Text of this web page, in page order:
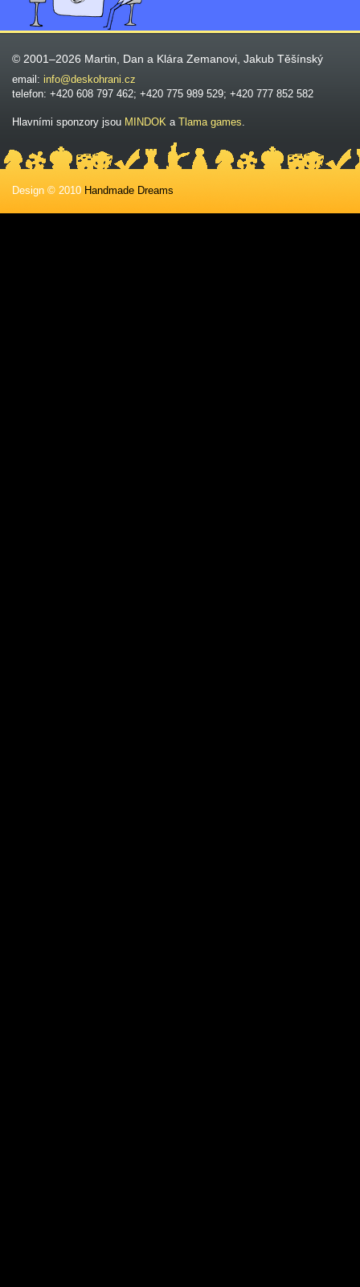
© 2001–2026 Martin, Dan a Klára Zemanovi, Jakub Těšínský
email: info@deskohrani.cz
telefon: +420 608 797 462; +420 775 989 529; +420 777 852 582
Hlavními sponzory jsou MINDOK a Tlama games.
Design © 2010 Handmade Dreams